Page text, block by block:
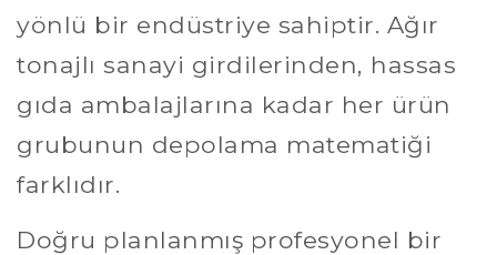
yönlü bir endüstriye sahiptir. Ağır
tonajlı sanayi girdilerinden, hassas
gıda ambalajlarına kadar her ürün
grubunun depolama matematiği
farklıdır.
Doğru planlanmış profesyonel bir